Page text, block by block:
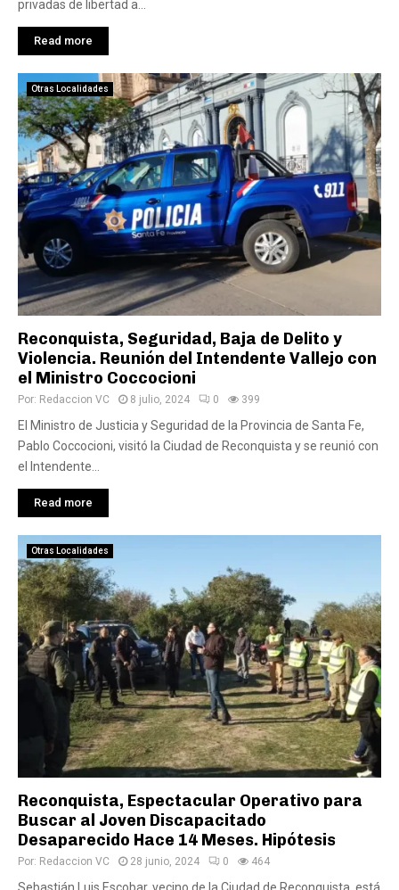
privadas de libertad a...
Read more
Otras Localidades
Reconquista, Seguridad, Baja de Delito y
Violencia. Reunión del Intendente Vallejo con
el Ministro Coccocioni
Por: Redaccion VC 8 julio, 2024 0 399
El Ministro de Justicia y Seguridad de la Provincia de Santa Fe,
Pablo Coccocioni, visitó la Ciudad de Reconquista y se reunió con
el Intendente...
Read more
Otras Localidades
Reconquista, Espectacular Operativo para
Buscar al Joven Discapacitado
Desaparecido Hace 14 Meses. Hipótesis
Por: Redaccion VC 28 junio, 2024 0 464